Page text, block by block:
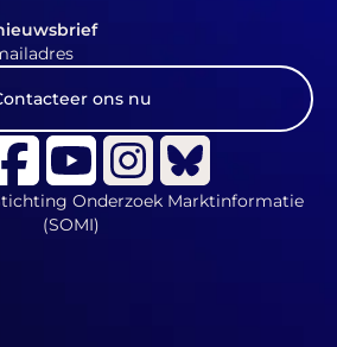
ons nu
Onderzoek Marktinformatie
(SOMI)